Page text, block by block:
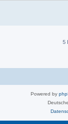
5
Powered by